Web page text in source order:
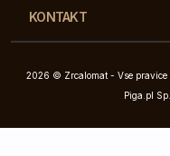
KONTAKT
2026 © Zrcalomat - Vse
Piga.pl